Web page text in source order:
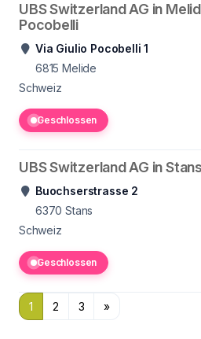
UBS Switzerland AG in
Pocobelli
Via Giulio Pocobelli 1
6815 Melide
Schweiz
Geschlossen
UBS Switzerland AG in
Buochserstrasse 2
6370 Stans
Schweiz
Geschlossen
1 2 3 »